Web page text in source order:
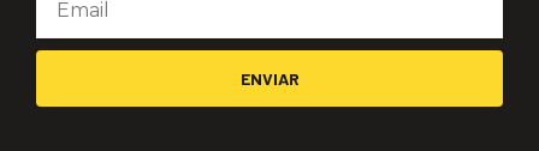
ENVIAR